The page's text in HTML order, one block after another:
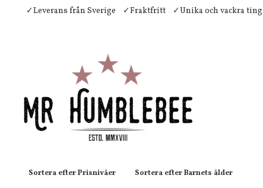
✓Leverans från Sverige ✓Fraktfritt ✓Unika och vackra ting
Sortera efter Prisnivåer Sortera efter Barnets ålder